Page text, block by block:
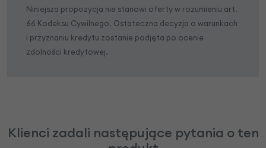
Niniejsza propozycja nie stanowi oferty w rozumieniu art.
66 Kodeksu Cywilnego. Ostateczna decyzja o warunkach
i przyznaniu kredytu zostanie podjęta po ocenie
zdolności kredytowej.
Klienci zadali następujące pytania o ten